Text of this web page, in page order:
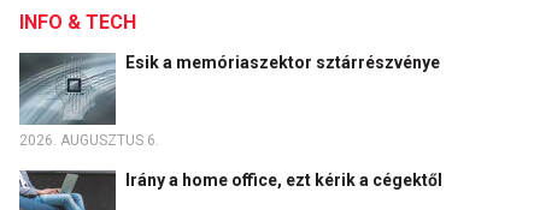
INFO & TECH
Esik a memóriaszektor sztárrészvénye
2026. AUGUSZTUS 6.
Irány a home office, ezt kérik a cégektől